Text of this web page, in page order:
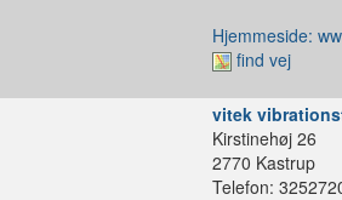
Hjemmeside:
find vej
vitek
Kirstinehøj 26
2770 Kastrup
Telefon: